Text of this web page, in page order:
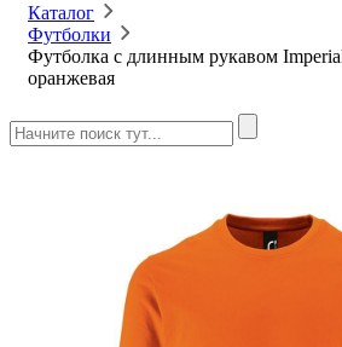
Каталог
Футболки
Футболка с длинным рукавом
оранжевая